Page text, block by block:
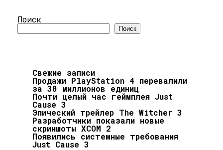
Поиск
Поиск
Свежие записи
Продажи PlayStation 4 перевалили
за 30 миллионов единиц
Почти целый час геймплея Just
Cause 3
Эпический трейлер The Witcher 3
Разработчики показали новые
скриншоты XCOM 2
Появились системные требования
Just Cause 3